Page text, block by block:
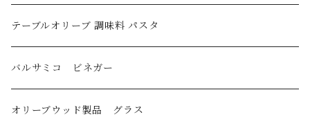
イタリア産
スペイン産
フレーバーオリーブオイル
テーブルオリーブ 調味料 パスタ
バルサミコ ビネガー
オリーブウッド製品 グラス